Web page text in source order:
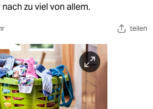
zu viel von allem.
teilen